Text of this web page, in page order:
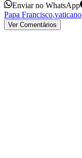
Enviar no WhatsApp
Papa Francisco,vaticano
Ver Comentários